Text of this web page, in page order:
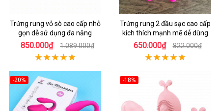
Trứng rung vỏ sò cao cấp nhỏ
gọn dễ sử dụng đa năng
850.000₫ 1.089.000₫
Trứng rung 2 đầu sạc cao cấp
kích thích mạnh mẽ dễ dùng
650.000₫ 822.000₫
-20% -18%